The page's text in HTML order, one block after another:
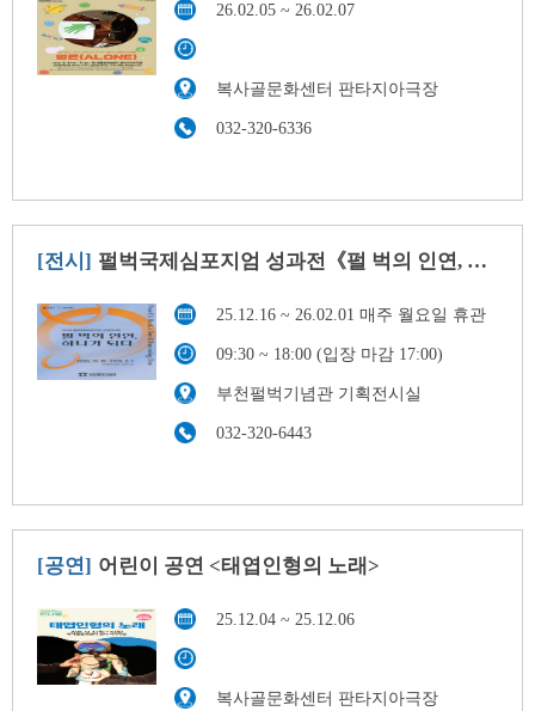
26.02.05 ~ 26.02.07
복사골문화센터 판타지아극장
032-320-6336
[전시] 펄벅국제심포지엄 성과전《펄 벅의 인연, 하나가 되다》
25.12.16 ~ 26.02.01 매주 월요일 휴관
09:30 ~ 18:00 (입장 마감 17:00)
부천펄벅기념관 기획전시실
032-320-6443
[공연] 어린이 공연 <태엽인형의 노래>
25.12.04 ~ 25.12.06
복사골문화센터 판타지아극장